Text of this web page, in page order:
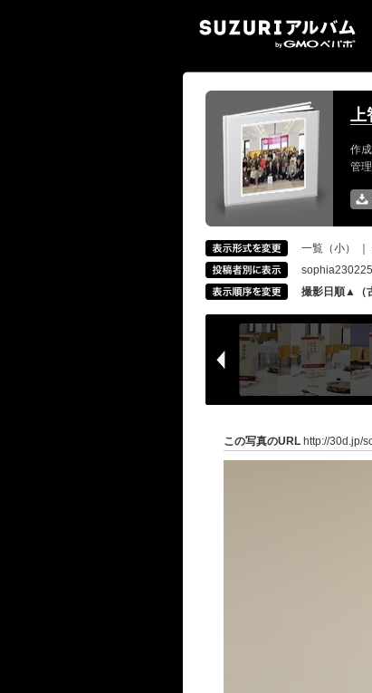
上
作
管
一覧（小）
sophia230225
撮影日順▲（
この写真のURL http://30d.jp/